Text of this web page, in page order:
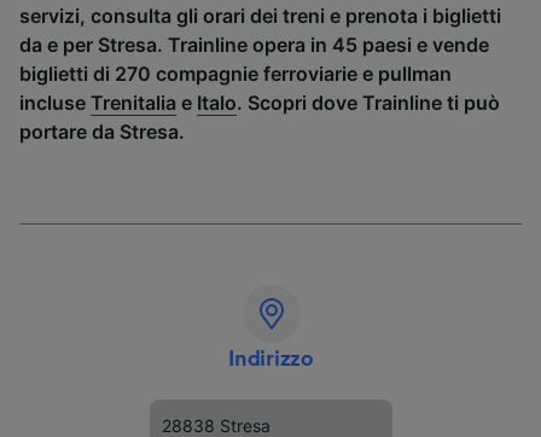
servizi, consulta gli orari dei treni e prenota i biglietti
da e per Stresa. Trainline opera in 45 paesi e vende
biglietti di 270 compagnie ferroviarie e pullman
incluse Trenitalia e Italo. Scopri dove Trainline ti può
portare da Stresa.
Indirizzo
28838 Stresa